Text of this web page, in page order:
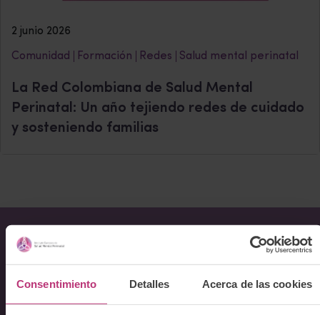
Consentimiento Detalles Acerca de las cookies
2 junio 2026
Comunidad Formación Redes Salud mental perinatal
La Red Colombiana de Salud Mental
Perinatal: Un año tejiendo redes de cuidado
y sosteniendo familias
Acerca del Instituto
Equipo